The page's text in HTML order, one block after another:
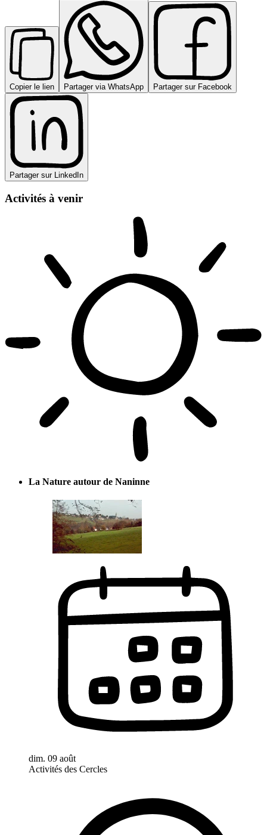
Copier le lien Partager via WhatsApp Partager sur Facebook
Partager sur LinkedIn
Activités à venir
La Nature autour de Naninne
dim. 09 août
Activités des Cercles